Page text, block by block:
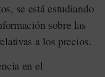
se está estudiando
sobre las
a los precios.
en el